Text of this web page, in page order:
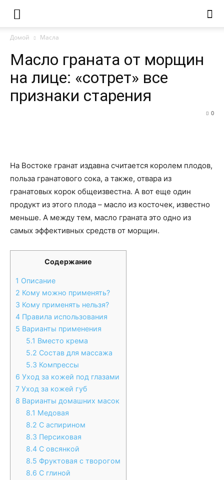
Домой Масла
Масло граната от морщин
на лице: «сотрет» все
признаки старения
0
На Востоке гранат издавна считается королем плодов,
польза гранатового сока, а также, отвара из
гранатовых корок общеизвестна. А вот еще один
продукт из этого плода – масло из косточек, известно
меньше. А между тем, масло граната это одно из
самых эффективных средств от морщин.
Содержание
1 Описание
2 Кому можно применять?
3 Кому применять нельзя?
4 Правила использования
5 Варианты применения
5.1 Вместо крема
5.2 Состав для массажа
5.3 Компрессы
6 Уход за кожей под глазами
7 Уход за кожей губ
8 Варианты домашних масок
8.1 Медовая
8.2 С аспирином
8.3 Персиковая
8.4 С овсянкой
8.5 Фруктовая с творогом
8.6 С глиной